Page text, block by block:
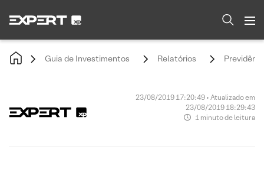
Guia de Investimentos Relatórios
23/08/2019 17:20:49 • Atualizado em
23/08/2019 18:29:43
1 minuto de leitura